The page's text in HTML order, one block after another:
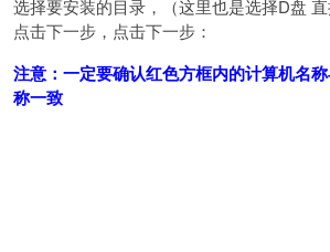
选择要安装的目录，（这里也是选择D盘
点击下一步，点击下一步：
注意：一定要确认红色方框内的计算机名
称一致